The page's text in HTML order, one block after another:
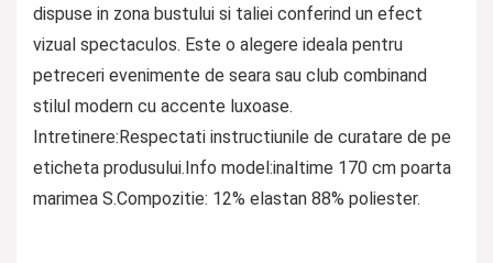
dispuse in zona bustului si taliei conferind un efect
vizual spectaculos. Este o alegere ideala pentru
petreceri evenimente de seara sau club combinand
stilul modern cu accente luxoase.
Intretinere:Respectati instructiunile de curatare de pe
eticheta produsului.Info model:inaltime 170 cm poarta
marimea S.Compozitie: 12% elastan 88% poliester.